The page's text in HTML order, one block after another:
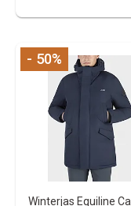
- 50%